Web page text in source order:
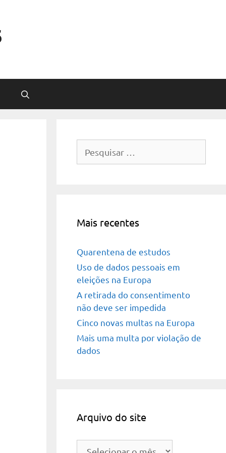
por:
Mais recentes
Quarentena de estudos
Uso de dados pessoais em
eleições na Europa
A retirada do consentimento
não deve ser impedida
Cinco novas multas na Europa
Mais uma multa por violação de
dados
Arquivo do site
Arquivo